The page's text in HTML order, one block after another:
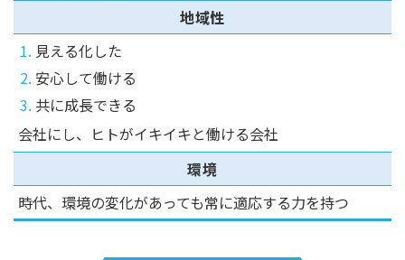
地域性
1. 見える化した
2. 安心して働ける
3. 共に成長できる
会社にし、ヒトがイキイキと働ける会社
環境
時代、環境の変化があっても常に適応する力を持つ